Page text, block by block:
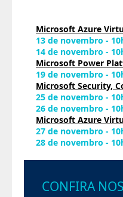
Microsoft Azure
13 de novembro -
14 de novembro -
Microsoft Power
19 de novembro -
Microsoft Security,
25 de novembro -
26 de novembro -
Microsoft Azure
27 de novembro -
28 de novembro -
CONFIRA